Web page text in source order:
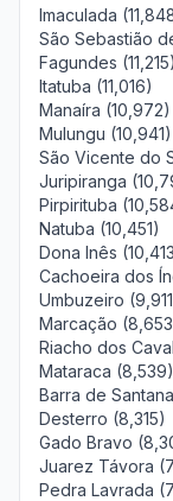
Imaculada
São Sebastião
Fagundes (11,215)
Itatuba (11,016)
Manaíra (10,972)
Mulungu (10,941)
São Vicente do
Juripiranga
Pirpirituba
Natuba (10,451)
Dona Inês
Cachoeira dos
Umbuzeiro
Marcação
Riacho dos
Mataraca (8,539)
Barra de
Desterro (8,315)
Gado Bravo
Juarez Távora
Pedra Lavrada